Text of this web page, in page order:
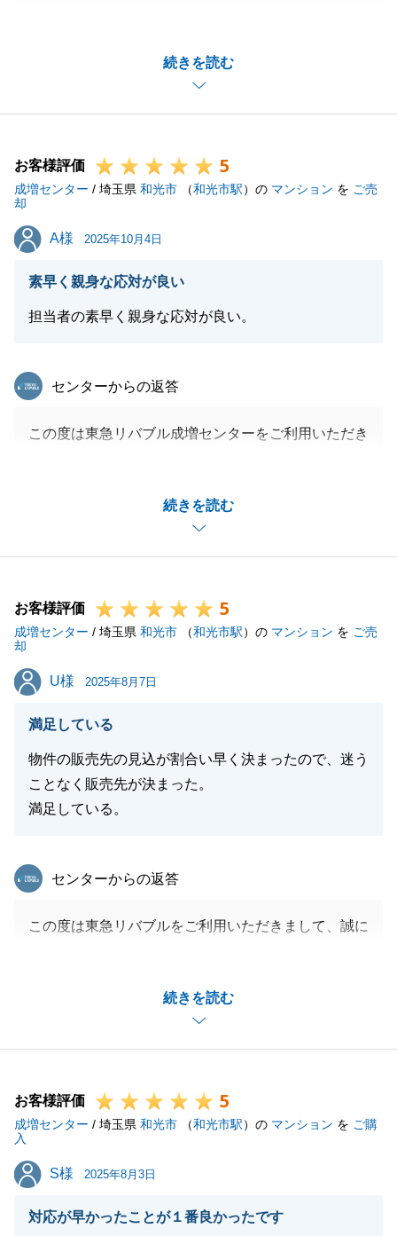
続きを読む
4年半前と同様、ご売却とご購入のタイミングが重な
り大変だったかと存じますが、Ｔ様の負担を軽減でき
るよう努めて参りましたので喜んで頂けて良かったで
引き続き不動産のことで何かお困りごとございました
らお気軽に申しつけ下さいませ。
お客様評価 5
成増センター / 埼玉県 和光市 （和光市駅）の マンション を ご売
却
A様
A様 2025年10月4日
素早く親身な応対が良い
担当者の素早く親身な応対が良い。
続きを読む
東急リバブル
センターからの返答
この度は東急リバブル成増センターをご利用いただき
引き続き不動産に関するご相談等ございましたらお気
今後ともどうぞよろしくお願いいたします。
閉じる
お客様評価 5
成増センター / 埼玉県 和光市 （和光市駅）の マンション を ご売
却
U様
U様 2025年8月7日
満足している
物件の販売先の見込が割合い早く決まったので、迷う
ことなく販売先が決まった。
満足している。
続きを読む
東急リバブル
センターからの返答
この度は東急リバブルをご利用いただきまして、誠に
ありましたが、U様のご尽力のおかげで無事にお引き
些細な事でも構いませんので、今後もお力になる事が
どうぞよろしくお願い申し上げます。
お客様評価 5
成増センター / 埼玉県 和光市 （和光市駅）の マンション を ご購
入
S様
S様 2025年8月3日
対応が早かったことが１番良かったです